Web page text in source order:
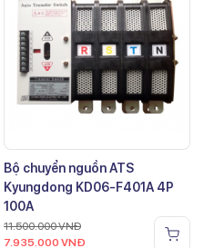
Bộ chuyển nguồn ATS
Kyungdong KD06-F401A 4P
100A
11.500.000VNĐ
7.935.000 VNĐ